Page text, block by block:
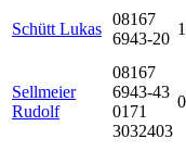
Schütt Lukas
08167
6943-20
Sellmeier
Rudolf
08167
6943-43
0171
3032403